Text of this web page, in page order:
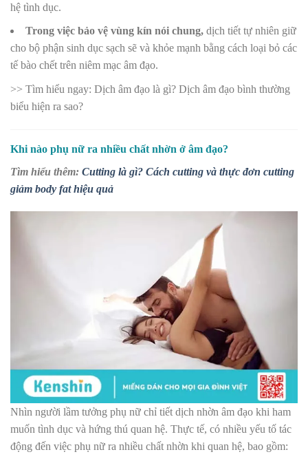
hệ tình dục.
Trong việc bảo vệ vùng kín nói chung, dịch tiết tự nhiên giữ
cho bộ phận sinh dục sạch sẽ và khỏe mạnh bằng cách loại bỏ các
tế bào chết trên niêm mạc âm đạo.
>> Tìm hiểu ngay: Dịch âm đạo là gì? Dịch âm đạo bình thường
biểu hiện ra sao?
Khi nào phụ nữ ra nhiều chất nhờn ở âm đạo?
Tìm hiểu thêm: Cutting là gì? Cách cutting và thực đơn cutting
giảm body fat hiệu quả
Nhìn người lầm tưởng phụ nữ chỉ tiết dịch nhờn âm đạo khi ham
muốn tình dục và hứng thú quan hệ. Thực tế, có nhiều yếu tố tác
động đến việc phụ nữ ra nhiều chất nhờn khi quan hệ, bao gồm: